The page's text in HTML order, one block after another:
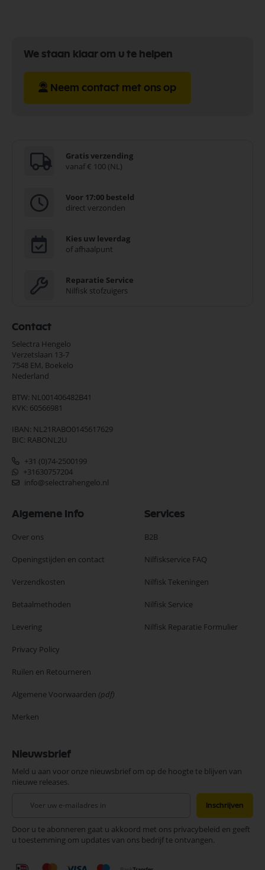
We staan klaar om u te helpen
Neem contact met ons op
Gratis verzending
vanaf € 100 (NL)
Voor 17:00 besteld
direct verzonden
Kies uw leverdag
of afhaalpunt
Reparatie Service
Nilfisk stofzuigers
Contact
Selectra Hengelo
Verzetslaan 13-7
7548 EM, Boekelo
Nederland
BTW: NL001406482B41
KVK: 60566981
IBAN: NL21RABO0145617629
BIC: RABONL2U
+31 (0)74-2500199
+31630757204
info@selectrahengelo.nl
Algemene Info
Over ons
Openingstijden en contact
Verzendkosten
Betaalmethoden
Levering
Privacy Policy
Ruilen en Retourneren
Algemene Voorwaarden (pdf)
Merken
Services
B2B
Nilfiskservice FAQ
Nilfisk Tekeningen
Nilfisk Service
Nilfisk Reparatie Formulier
Nieuwsbrief
Meld u aan voor onze nieuwsbrief om op de hoogte te blijven van
nieuwe releases.
onze
nieuwsbrief
Inschrijven
Door u te abonneren gaat u akkoord met ons privacybeleid en geeft
u toestemming om updates van ons bedrijf te ontvangen.